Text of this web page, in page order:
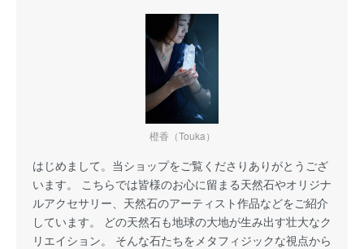
橙香（Touka）
はじめまして。当ショップをご覧くださりありがとうござ
います。 こちらでは皆様のお心に留まる天然石やオリジナ
ルアクセサリー、天然石のアーティスト作品などをご紹介
しています。 どの天然石も地球の大地が生み出す壮大なク
リエイション。 そんな石たちをメタフィジックな視点から